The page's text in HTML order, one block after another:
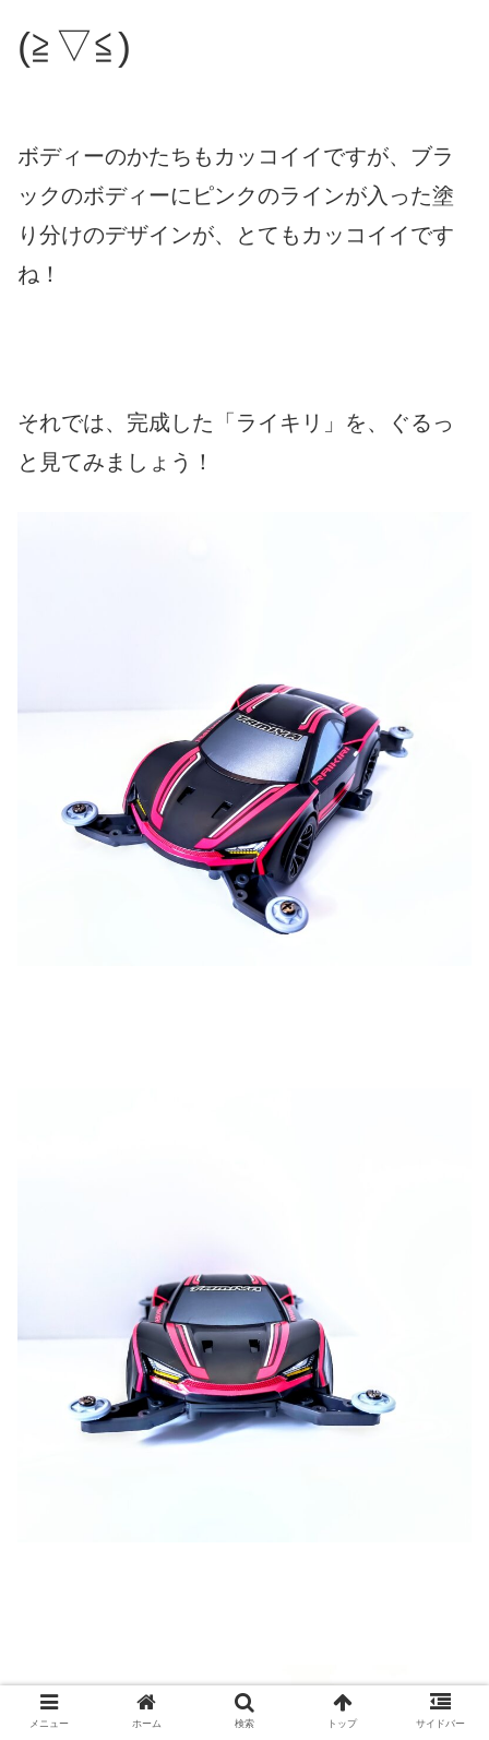
(≧▽≦)
ボディーのかたちもカッコイイですが、ブラ
ックのボディーにピンクのラインが入った塗
り分けのデザインが、とてもカッコイイです
ね！
それでは、完成した「ライキリ」を、ぐるっ
と見てみましょう！
メニュー ホーム 検索 トップ サイドバー